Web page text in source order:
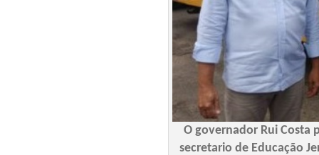
O governador Rui Costa
secretario de Educação